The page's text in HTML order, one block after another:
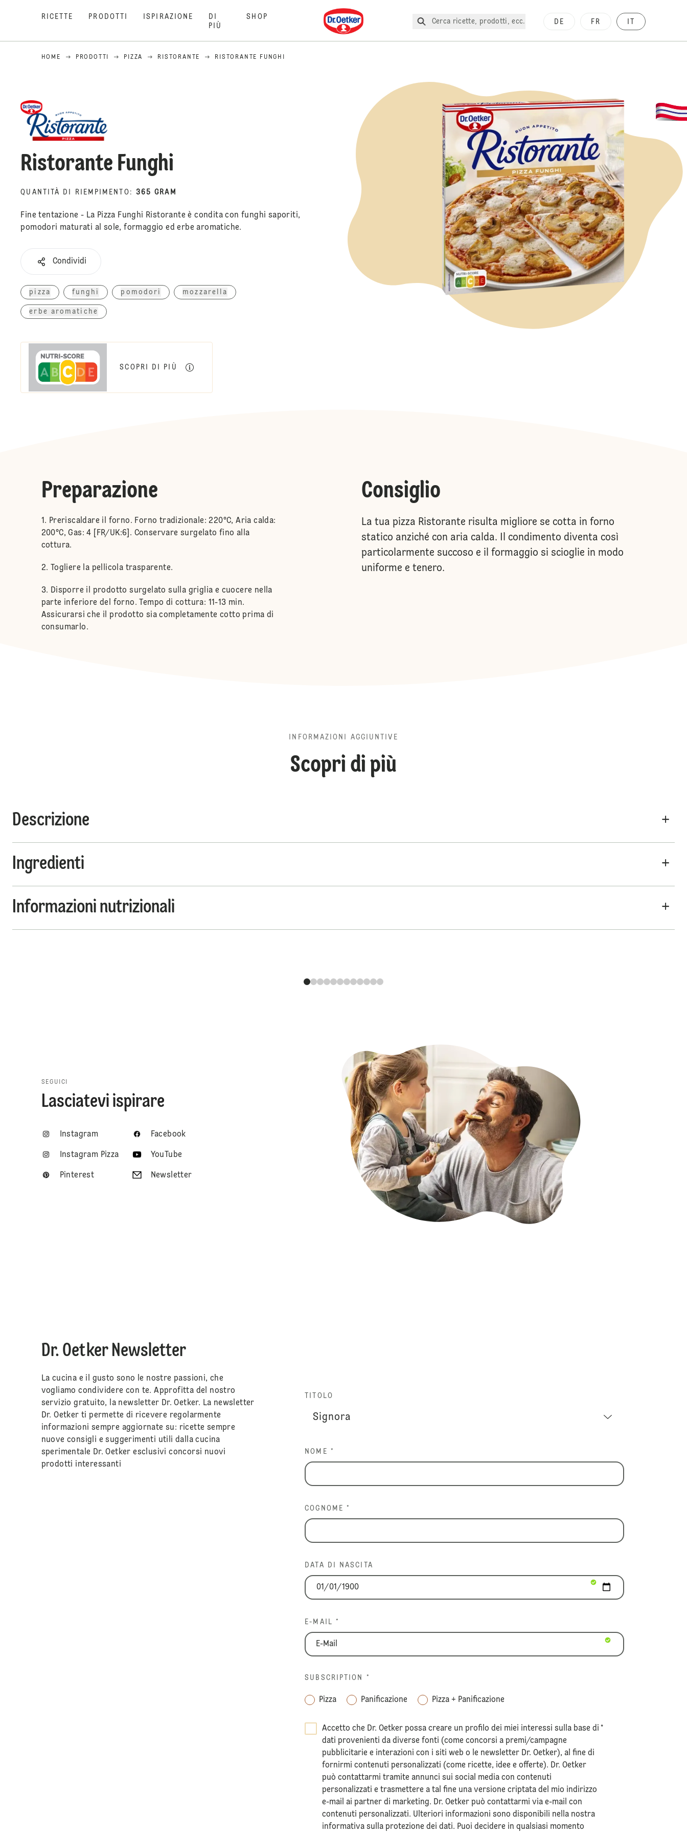
RICETTE PRODOTTI ISPIRAZIONE
DI
PIÙ
SHOP Dr. Oetker
Cerca ricette, prodotti, ecc. DE FR
HOME PRODOTTI PIZZA RISTORANTE RISTORANTE FUNGHI
Ristorante Funghi
QUANTITÀ DI RIEMPIMENTO : 365 GRAM
Fine tentazione - La Pizza Funghi Ristorante è condita con funghi saporiti,
pomodori maturati al sole, formaggio ed erbe aromatiche.
Condividi
pizza funghi pomodori mozzarella
erbe aromatiche
SCOPRI DI PIÙ
Preparazione
Preriscaldare il forno. Forno tradizionale: 220°C, Aria calda:
200°C, Gas: 4 [FR/UK:6]. Conservare surgelato fino alla
cottura.
Togliere la pellicola trasparente.
Disporre il prodotto surgelato sulla griglia e cuocere nella
parte inferiore del forno. Tempo di cottura: 11-13 min.
Assicurarsi che il prodotto sia completamente cotto prima di
consumarlo.
Consiglio
La tua pizza Ristorante risulta migliore se cotta in forno
statico anziché con aria calda. Il condimento diventa così
particolarmente succoso e il formaggio si scioglie in modo
uniforme e tenero.
INFORMAZIONI AGGIUNTIVE
Scopri di più
Descrizione
Ingredienti
Informazioni nutrizionali
SEGUICI
Lasciatevi ispirare
Instagram Facebook
Instagram Pizza YouTube
Pinterest Newsletter
Dr. Oetker Newsletter
La cucina e il gusto sono le nostre passioni, che
vogliamo condividere con te. Approfitta del nostro
servizio gratuito, la newsletter Dr. Oetker. La newsletter
Dr. Oetker ti permette di ricevere regolarmente
informazioni sempre aggiornate su: ricette sempre
nuove consigli e suggerimenti utili dalla cucina
sperimentale Dr. Oetker esclusivi concorsi nuovi
prodotti interessanti
TITOLO
NOME *
COGNOME *
DATA DI NASCITA
E-MAIL *
SUBSCRIPTION *
Pizza Panificazione Pizza + Panificazione
Accetto che Dr. Oetker possa creare un profilo dei miei interessi sulla base di
dati provenienti da diverse fonti (come concorsi a premi/campagne
pubblicitarie e interazioni con i siti web o le newsletter Dr. Oetker), al fine di
fornirmi contenuti personalizzati (come ricette, idee e offerte). Dr. Oetker
può contattarmi tramite annunci sui social media con contenuti
personalizzati e trasmettere a tal fine una versione criptata del mio indirizzo
e-mail ai partner di marketing. Dr. Oetker può contattarmi via e-mail con
contenuti personalizzati. Ulteriori informazioni sono disponibili nella nostra
informativa sullaprotezione dei dati. Puoi decidere in qualsiasi momento
*